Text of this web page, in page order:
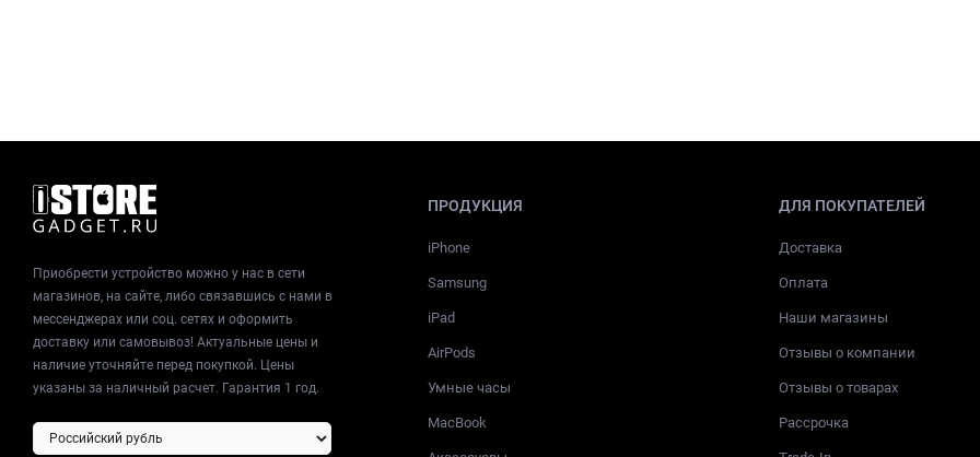
Приобрести устройство можно у нас в сети
магазинов, на сайте, либо связавшись с нами в
мессенджерах или соц. сетях и оформить
доставку или самовывоз! Актуальные цены и
наличие уточняйте перед покупкой. Цены
указаны за наличный расчет. Гарантия 1 год.
ПРОДУКЦИЯ
iPhone
Samsung
iPad
AirPods
Умные часы
MacBook
ДЛЯ ПОКУПАТЕЛЕЙ
Доставка
Оплата
Наши магазины
Отзывы о компании
Отзывы о товарах
Рассрочка